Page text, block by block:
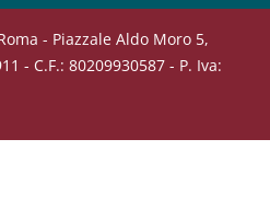
- Piazzale Aldo Moro 5,
- C.F.: 80209930587 - P. Iva: